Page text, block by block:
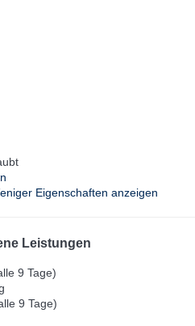
Eigenschaften anzeigen
Leistungen
9 Tage)
9 Tage)